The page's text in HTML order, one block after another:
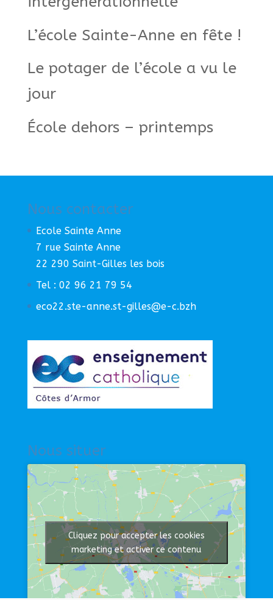
L’école Sainte-Anne en fête !
Le potager de l’école a vu le
jour
École dehors – printemps
Nous contacter
Ecole Sainte Anne
7 rue Sainte Anne
22 290 Saint-Gilles les bois
Tel : 02 96 21 79 54
eco22.ste-anne.st-gilles@e-c.bzh
Nous situer
Cliquez pour accepter les cookies
marketing et activer ce contenu